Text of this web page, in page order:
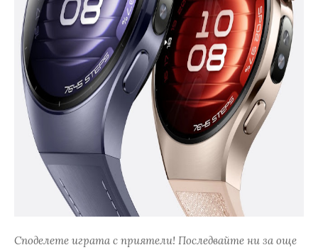
Споделете играта с приятели! Последвайте ни за още